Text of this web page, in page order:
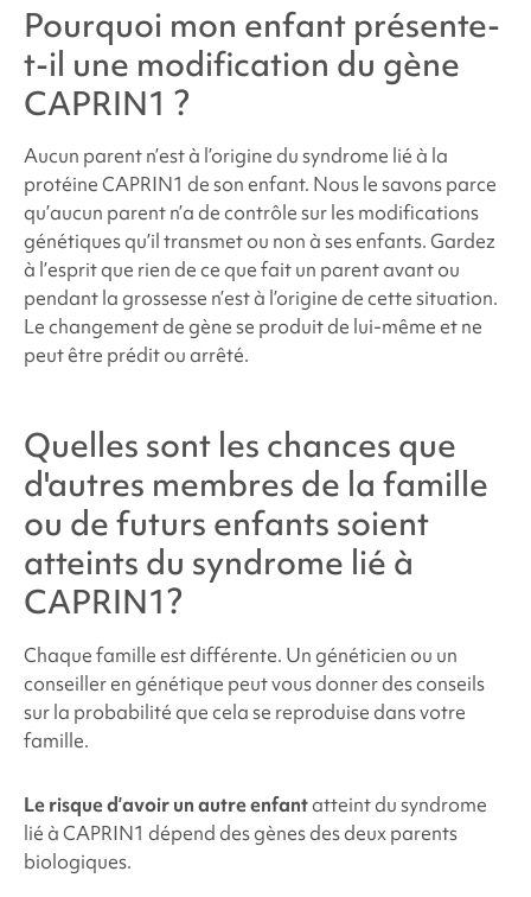
Pourquoi mon enfant présente-
t-il une modification du gène
CAPRIN1 ?
Aucun parent n’est à l’origine dusyndrome lié à la
protéine CAPRIN1 de son enfant. Nous le savons parce
qu’aucun parent n’a de contrôle sur les modifications
génétiques qu’il transmet ou non à ses enfants. Gardez
à l’esprit que rien de ce que fait un parent avant ou
pendant la grossesse n’est à l’origine de cette situation.
Le changement de gène se produit de lui-même et ne
peut être prédit ou arrêté.
Quelles sont les chances que
d'autres membres de la famille
ou de futurs enfants soient
atteints du syndrome lié à
CAPRIN1?
Chaque famille est différente. Un généticien ou un
conseiller en génétique peut vous donner des conseils
sur la probabilité que cela se reproduise dans votre
famille.
Le risque d’avoir un autre enfantatteint dusyndrome
lié à CAPRIN1 dépend des gènes des deux parents
biologiques.